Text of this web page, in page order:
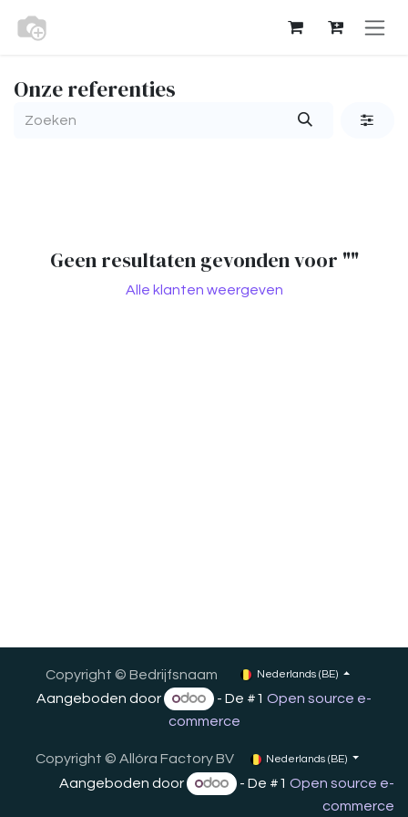
Onze referenties
Geen resultaten gevonden voor ""
Alle klanten weergeven
Copyright © Bedrijfsnaam Nederlands (BE)
Aangeboden door - De #1 Open source e-
commerce
Copyright © Allóra Factory BV Nederlands (BE)
Aangeboden door - De #1 Open source e-
commerce